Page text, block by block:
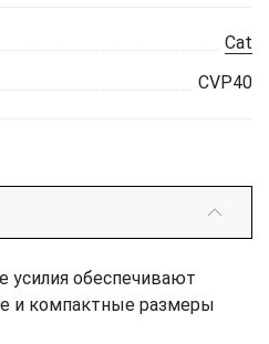
Cat
CVP40
усилия обеспечивают
и компактные размеры